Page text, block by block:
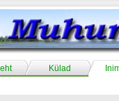
Külad